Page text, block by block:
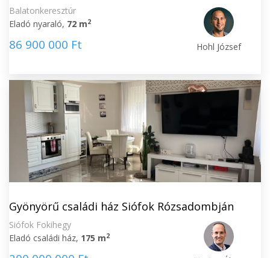
Balatonkeresztúr
Eladó nyaraló, 72 m2
86 900 000 Ft Hohl József
Gyönyörű családi ház Siófok Rózsadombján
Siófok Fokihegy
Eladó családi ház, 175 m2